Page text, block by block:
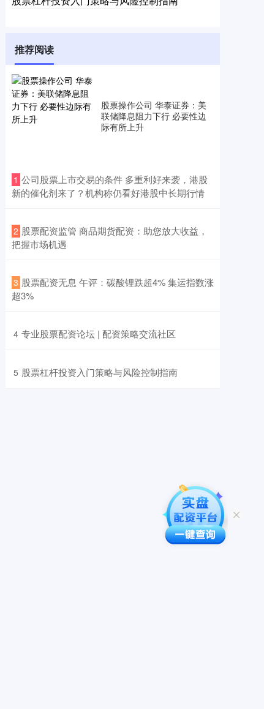
推荐阅读
股票操作公司 华泰证券：美
联储降息阻力下行 必要性边
际有所上升
1 ​公司股票上市交易的条件 多重利好来袭，港股
新的催化剂来了？机构称仍看好港股中长期行情
2 ​股票配资监管 商品期货配资：助您放大收益，
把握市场机遇
3 ​股票配资无息 午评：碳酸锂跌超4% 集运指数涨
超3%
4 ​专业股票配资论坛 | 配资策略交流社区
5 ​股票杠杆投资入门策略与风险控制指南